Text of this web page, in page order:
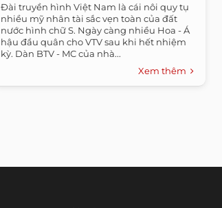
Đài truyền hình Việt Nam là cái nôi quy tụ
nhiều mỹ nhân tài sắc vẹn toàn của đất
nước hình chữ S. Ngày càng nhiều Hoa - Á
hậu đầu quân cho VTV sau khi hết nhiệm
kỳ. Dàn BTV - MC của nhà...
Xem thêm